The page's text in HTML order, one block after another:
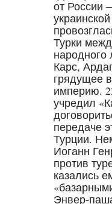
от России
Турки
народного
Карс,
грядущее
империю.
учредил
передаче
Турции.
Иоганн
против
казались
Энвер-